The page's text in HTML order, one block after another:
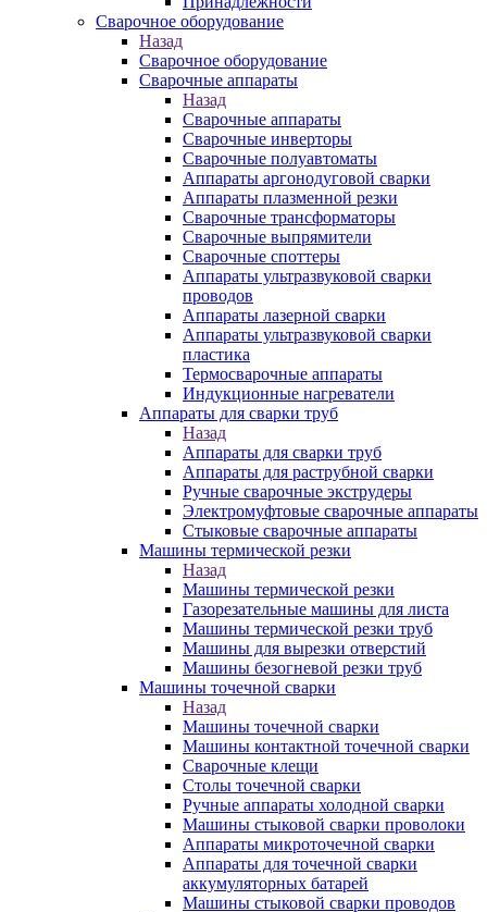
Сварочное оборудование
Назад
Сварочное оборудование
Сварочные аппараты
Назад
Сварочные аппараты
Сварочные инверторы
Сварочные полуавтоматы
Аппараты аргонодуговой сварки
Аппараты плазменной резки
Сварочные трансформаторы
Сварочные выпрямители
Сварочные споттеры
Аппараты ультразвуковой сварки
проводов
Аппараты лазерной сварки
Аппараты ультразвуковой сварки
пластика
Термосварочные аппараты
Индукционные нагреватели
Аппараты для сварки труб
Назад
Аппараты для сварки труб
Аппараты для раструбной сварки
Ручные сварочные экструдеры
Электромуфтовые сварочные аппараты
Стыковые сварочные аппараты
Машины термической резки
Назад
Машины термической резки
Газорезательные машины для листа
Машины термической резки труб
Машины для вырезки отверстий
Машины безогневой резки труб
Машины точечной сварки
Назад
Машины точечной сварки
Машины контактной точечной сварки
Сварочные клещи
Столы точечной сварки
Ручные аппараты холодной сварки
Машины стыковой сварки проволоки
Аппараты микроточечной сварки
Аппараты для точечной сварки
аккумуляторных батарей
Машины стыковой сварки проводов